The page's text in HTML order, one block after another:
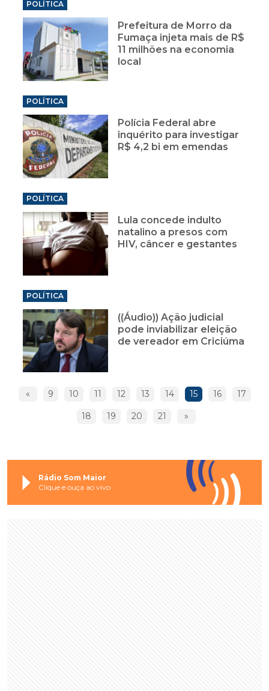
POLÍTICA
Prefeitura de Morro da
Fumaça injeta mais de R$
11 milhões na economia
local
POLÍTICA
Polícia Federal abre
inquérito para investigar
R$ 4,2 bi em emendas
POLÍTICA
Lula concede indulto
natalino a presos com
HIV, câncer e gestantes
POLÍTICA
((Áudio)) Ação judicial
pode inviabilizar eleição
de vereador em Criciúma
« 9 10 11 12 13 14 15 16 17
18 19 20 21 »
Rádio Som Maior
Clique e ouça ao vivo